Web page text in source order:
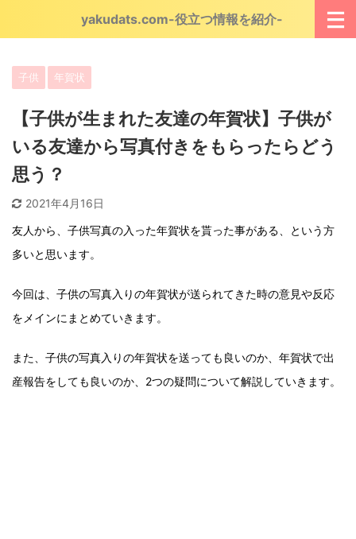
yakudats.com-役立つ情報を紹介-
子供 年賀状
【子供が生まれた友達の年賀状】子供が
いる友達から写真付きをもらったらどう
思う？
2021年4月16日
友人から、子供写真の入った年賀状を貰った事がある、という方
多いと思います。
今回は、子供の写真入りの年賀状が送られてきた時の意見や反応
をメインにまとめていきます。
また、子供の写真入りの年賀状を送っても良いのか、年賀状で出
産報告をしても良いのか、2つの疑問について解説していきます。